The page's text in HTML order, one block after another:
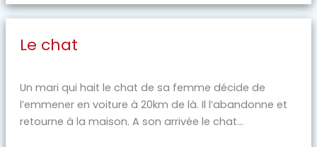
Le chat
Un mari qui hait le chat de sa femme décide de
l’emmener en voiture à 20km de là. Il l’abandonne et
retourne à la maison. A son arrivée le chat...